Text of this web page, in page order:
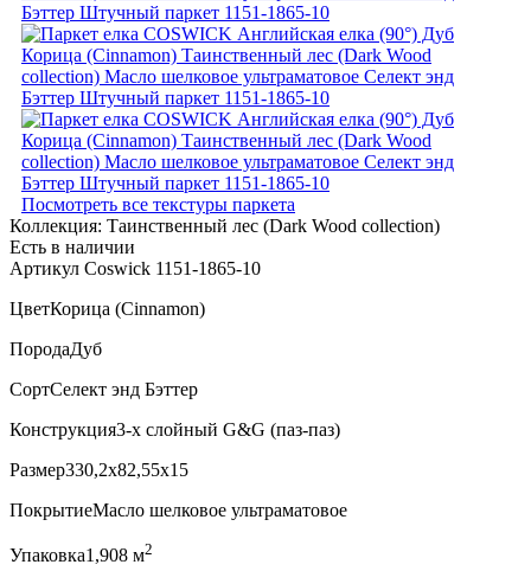
Посмотреть все текстуры паркета
Коллекция: Таинственный лес (Dark Wood collection)
Есть в наличии
Артикул Coswick 1151-1865-10
ЦветКорица (Cinnamon)
ПородаДуб
СортСелект энд Бэттер
Конструкция3-х слойный G&G (паз-паз)
Размер330,2x82,55x15
ПокрытиеМасло шелковое ультраматовое
Упаковка1,908 м2